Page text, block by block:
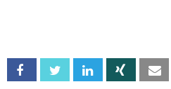
Facebook Twitter Linkedin Xing